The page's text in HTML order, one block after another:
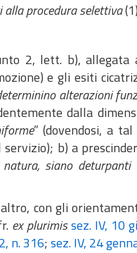
procedura selettiva
2, lett. b), allegata
e gli esiti
alterazioni
dalla
” (dovendosi, a
b) a
siano
con gli
ex plurimissez. IV, 10
n. 316; sez. IV, 24